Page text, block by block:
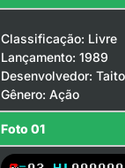
Classificação: Livre
Lançamento: 1989
Desenvolvedor:
Gênero: Ação
Foto 01